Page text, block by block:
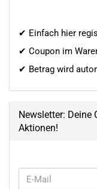
✔ Einfach hier
✔ Coupon im
✔ Betrag wird
Newsletter: Deine
Aktionen!
WEITER
ZUR
E-